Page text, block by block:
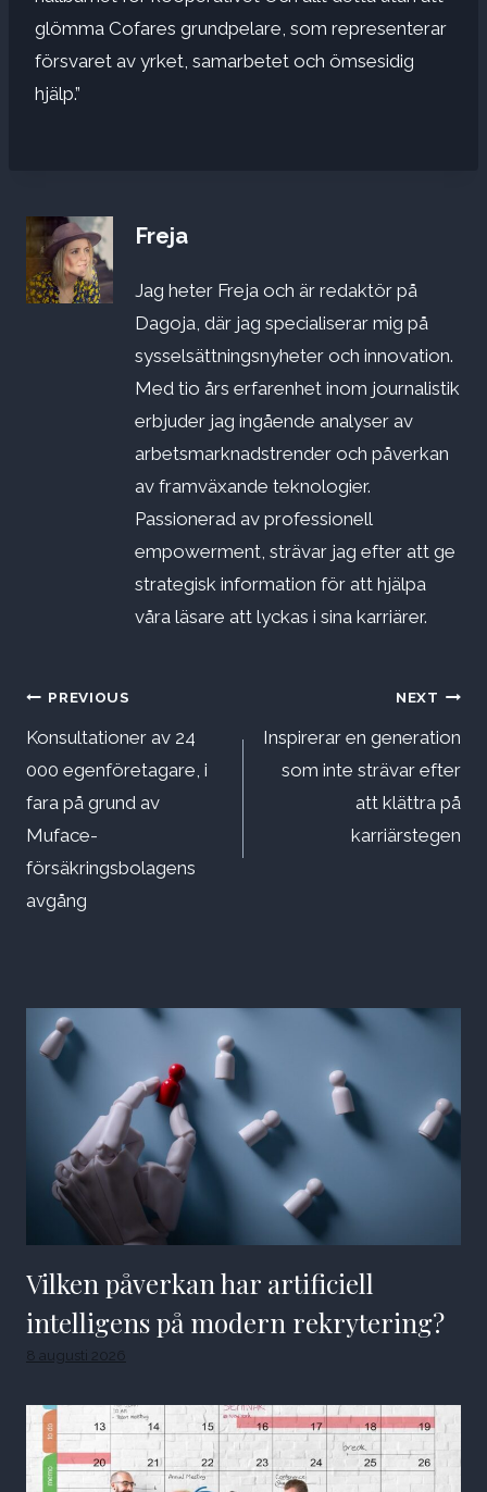
glömma Cofares grundpelare, som representerar
försvaret av yrket, samarbetet och ömsesidig
hjälp.”
Freja
Jag heter Freja och är redaktör på
Dagoja, där jag specialiserar mig på
sysselsättningsnyheter och innovation.
Med tio års erfarenhet inom journalistik
erbjuder jag ingående analyser av
arbetsmarknadstrender och påverkan
av framväxande teknologier.
Passionerad av professionell
empowerment, strävar jag efter att ge
strategisk information för att hjälpa
våra läsare att lyckas i sina karriärer.
Inläggsnavigering
PREVIOUS
Konsultationer av 24
000 egenföretagare, i
fara på grund av
Muface-
försäkringsbolagens
avgång
NEXT
Inspirerar en generation
som inte strävar efter
att klättra på
karriärstegen
Vilken påverkan har artificiell
intelligens på modern rekrytering?
8 augusti 2026